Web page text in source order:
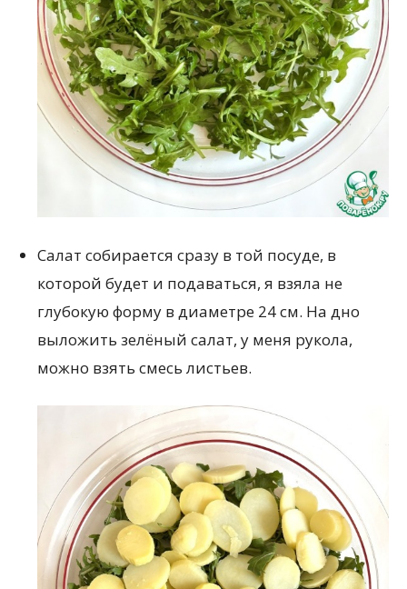
Салат собирается сразу в той посуде, в
которой будет и подаваться, я взяла не
глубокую форму в диаметре 24 см. На дно
выложить зелёный салат, у меня рукола,
можно взять смесь листьев.